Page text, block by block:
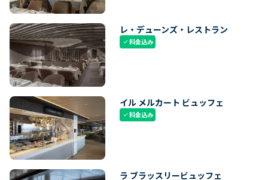
レ・デューンズ・レストラン
check料金込み
イル メルカート ビュッフェ
check料金込み
ラ ブラッスリービュッフェ